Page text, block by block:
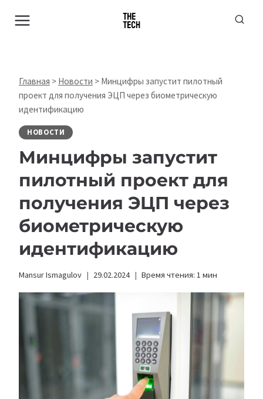
Главная > Новости > Минцифры запустит пилотный
проект для получения ЭЦП через биометрическую
идентификацию
НОВОСТИ
Минцифры запустит
пилотный проект для
получения ЭЦП через
биометрическую
идентификацию
Mansur Ismagulov 29.02.2024 Время чтения: 1 мин